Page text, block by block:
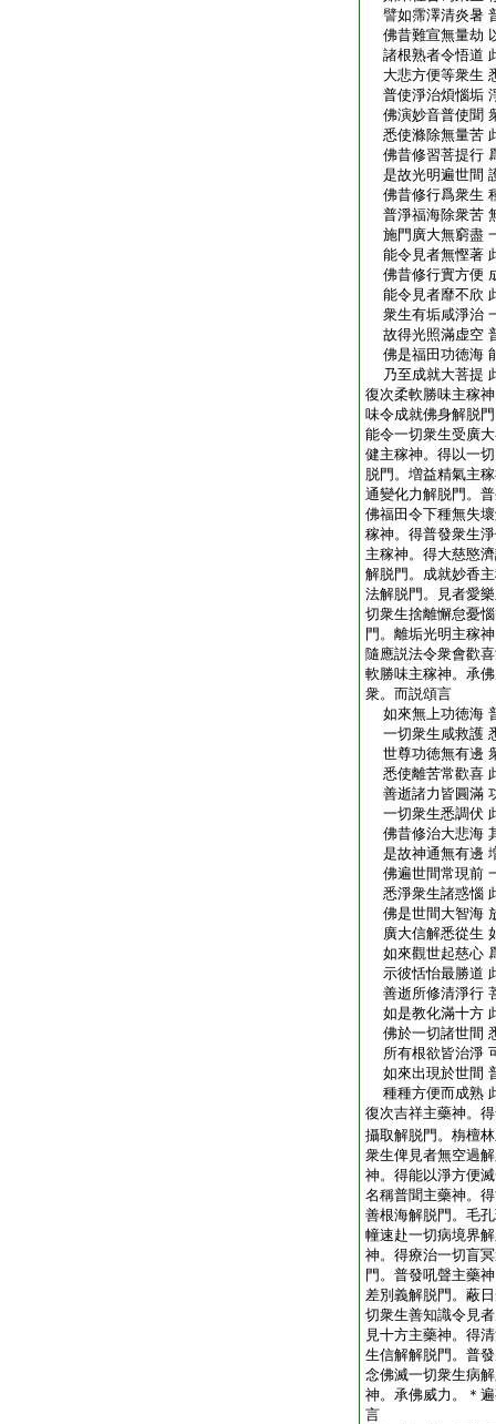
譬如霈澤清炎暑
佛昔難宣無量劫
諸根熟者令悟道
大悲方便等衆生
普使淨治煩惱垢
佛演妙音普使聞
悉使滌除無量苦
佛昔修習菩提行
是故光明遍世間
佛昔修行爲衆生
普淨福海除衆苦
施門廣大無窮盡
能令見者無慳著
佛昔修行實方便
能令見者靡不欣
衆生有垢咸淨治
故得光照滿虚空
佛是福田功徳海
乃至成就大菩提
復次柔軟勝味主稼
味令成就佛身解脱
能令一切衆生受廣
健主稼神。得以一
脱門。増益精氣主
通變化力解脱門。
佛福田令下種無失
稼神。得普發衆生
主稼神。得大慈愍
解脱門。成就妙香
法解脱門。見者愛
切衆生捨離懈怠憂
門。離垢光明主稼
隨應説法令衆會歡
軟勝味主稼神。承
衆。而説頌言
如來無上功徳海
一切衆生咸救護
世尊功徳無有邊
悉使離苦常歡喜
善逝諸力皆圓滿
一切衆生悉調伏
佛昔修治大悲海
是故神通無有邊
佛遍世間常現前
悉淨衆生諸惑惱
佛是世間大智海
廣大信解悉從生
如來觀世起慈心
示彼恬怡最勝道
善逝所修清淨行
如是教化滿十方
佛於一切諸世間
所有根欲皆治淨
如來出現於世間
種種方便而成熟
復次吉祥主藥神。
攝取解脱門。栴檀
衆生俾見者無空過
神。得能以淨方便
名稱普聞主藥神。
善根海解脱門。毛
幢速赴一切病境界
神。得療治一切盲
門。普發吼聲主藥
差別義解脱門。蔽
切衆生善知識令見
見十方主藥神。得
生信解解脱門。普
念佛滅一切衆生病
神。承佛威力。＊
言